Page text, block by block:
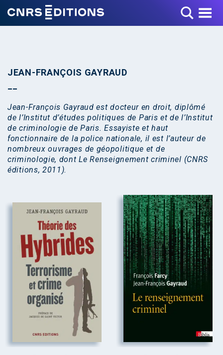
Toggle Menu
JEAN-FRANÇOIS GAYRAUD
Jean-François Gayraud est docteur en droit, diplômé
de l’Institut d’études politiques de Paris et de l’Institut
de criminologie de Paris. Essayiste et haut
fonctionnaire de la police nationale, il est l’auteur de
nombreux ouvrages de géopolitique et de
criminologie, dont Le Renseignement criminel (CNRS
éditions, 2011).